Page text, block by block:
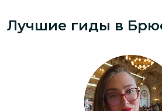
местный правда лучший
Лучшие гиды в